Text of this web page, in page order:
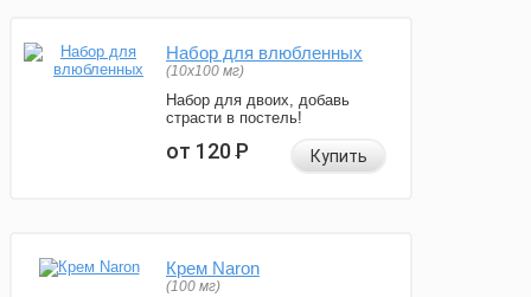
Набор для влюбленных
(10х100 мг)
Набор для двоих, добавь
страсти в постель!
от 120Р Купить
Крем Naron
(100 мг)